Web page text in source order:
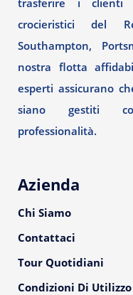
trasferire i clienti
crocieristici del
Southampton,
nostra flotta
esperti assicurano
siano gestiti
professionalità.
Azienda
Chi Siamo
Contattaci
Tour Quotidiani
Condizioni Di Utilizzo